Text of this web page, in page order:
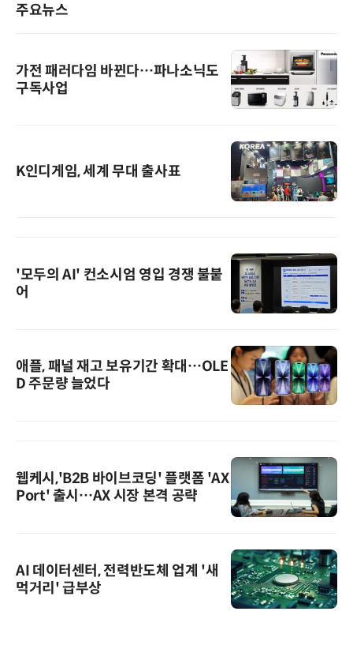
주요뉴스
가전 패러다임 바뀐다…파나소닉도
구독사업
K인디게임, 세계 무대 출사표
'모두의 AI' 컨소시엄 영입 경쟁 불붙
어
애플, 패널 재고 보유기간 확대…OLE
D 주문량 늘었다
웹케시,'B2B 바이브코딩' 플랫폼 'AX
Port' 출시…AX 시장 본격 공략
AI 데이터센터, 전력반도체 업계 '새
먹거리' 급부상